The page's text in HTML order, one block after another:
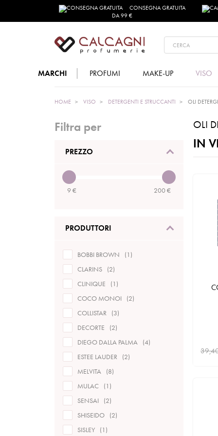
CONSEGNA GRATUITA
DA 99 €
MARCHI PROFUMI MAKE-UP VISO
HOME VISO DETERGENTI E STRUCCANTI OLI
Filtra per
PREZZO
9 € 200€
PRODUTTORI
BOBBI BROWN
1
CLARINS
2
CLINIQUE
1
COCO MONOI
2
COLLISTAR
3
DECORTE
2
DIEGO DALLA PALMA
4
ESTEE LAUDER
2
MELVITA
8
MULAC
1
SENSAI
2
SHISEIDO
2
SISLEY
1
OLI
IN